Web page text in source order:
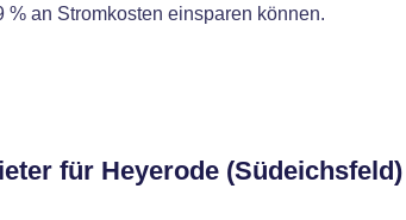
an Stromkosten einsparen können.
für Heyerode